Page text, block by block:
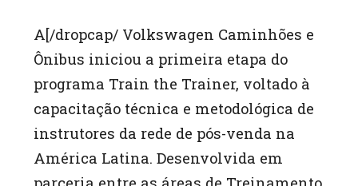
A[/dropcap/ Volkswagen Caminhões e
Ônibus iniciou a primeira etapa do
programa Train the Trainer, voltado à
capacitação técnica e metodológica de
instrutores da rede de pós-venda na
América Latina. Desenvolvida em